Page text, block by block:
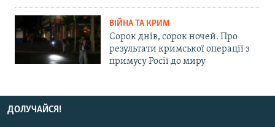
ВІЙНА ТА КРИМ
Сорок днів, сорок ночей. Про
результати кримської операції з
примусу Росії до миру
ДОЛУЧАЙСЯ!